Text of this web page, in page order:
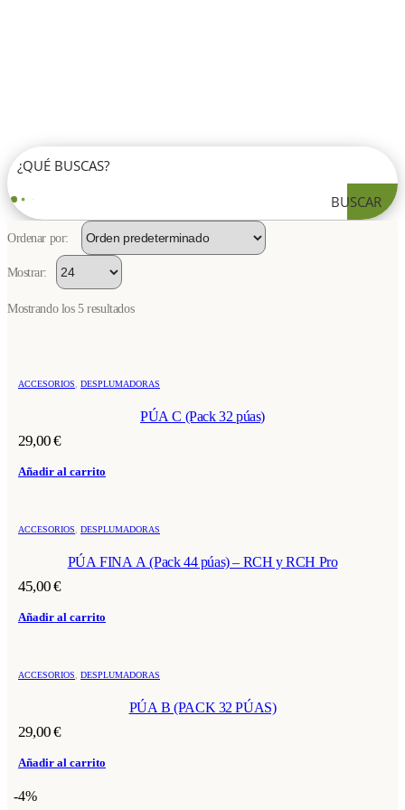
BUSCAR
Ordenar por:
Mostrar:
Mostrando los 5 resultados
ACCESORIOS DESPLUMADORAS
PÚA C (Pack 32 púas)
29,00€
Añadir al carrito
ACCESORIOS DESPLUMADORAS
PÚA FINA A (Pack 44 púas) – RCH y RCH Pro
45,00€
Añadir al carrito
ACCESORIOS DESPLUMADORAS
PÚA B (PACK 32 PÚAS)
29,00€
Añadir al carrito
-4%